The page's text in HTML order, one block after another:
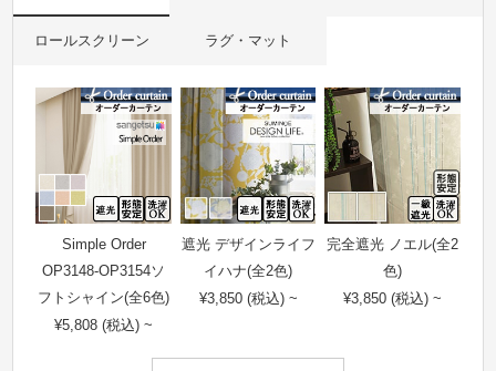
ロールスクリーン ラグ・マット
Simple Order
OP3148-OP3154ソ
フトシャイン(全6色)
¥5,808 (税込) ~
遮光 デザインライフ
イハナ(全2色)
¥3,850 (税込) ~
完全遮光 ノエル(全2
色)
¥3,850 (税込) ~